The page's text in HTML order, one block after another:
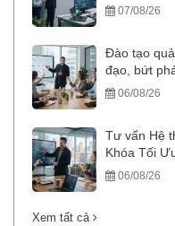
07/08/26
Đào tạo
đạo, bứt
06/08/26
Tư vấn Hệ
Khóa Tối
06/08/26
Xem tất cả